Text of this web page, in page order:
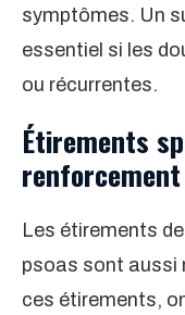
symptômes. Un
essentiel si les
ou récurrentes.
Étirements
Les étirements
psoas sont aussi
ces étirements,